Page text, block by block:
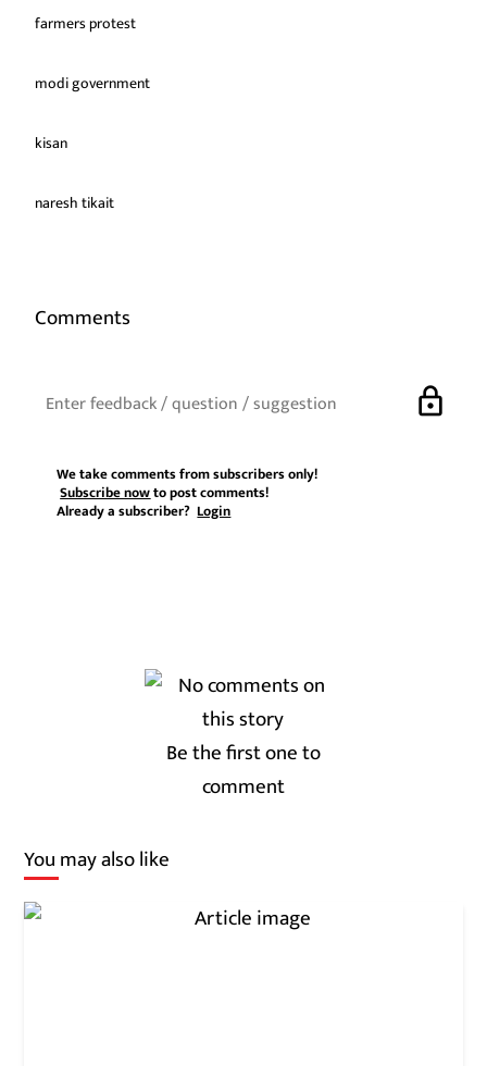
farmers protest
modi government
kisan
naresh tikait
Comments
lock
We take comments from subscribers only!
Subscribe nowto post comments!
Already a subscriber?Login
Be the first one to
comment
You may also like